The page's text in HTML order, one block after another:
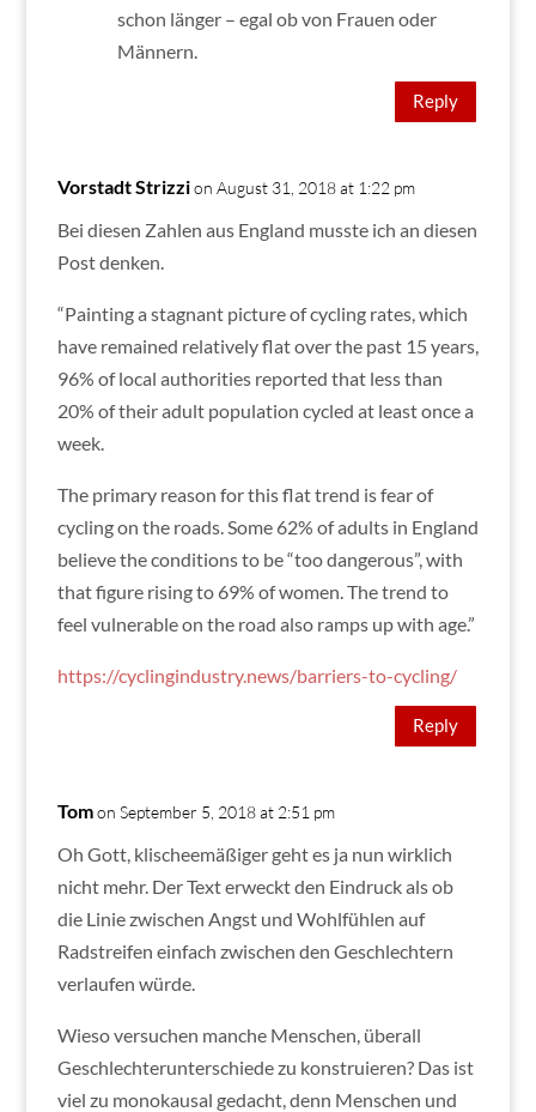
schon länger – egal ob von Frauen oder
Männern.
Reply
Vorstadt Strizzi on August 31, 2018 at 1:22 pm
Bei diesen Zahlen aus England musste ich an diesen
Post denken.
“Painting a stagnant picture of cycling rates, which
have remained relatively flat over the past 15 years,
96% of local authorities reported that less than
20% of their adult population cycled at least once a
week.
The primary reason for this flat trend is fear of
cycling on the roads. Some 62% of adults in England
believe the conditions to be “too dangerous”, with
that figure rising to 69% of women. The trend to
feel vulnerable on the road also ramps up with age.”
https://cyclingindustry.news/barriers-to-cycling/
Reply
Tom on September 5, 2018 at 2:51 pm
Oh Gott, klischeemäßiger geht es ja nun wirklich
nicht mehr. Der Text erweckt den Eindruck als ob
die Linie zwischen Angst und Wohlfühlen auf
Radstreifen einfach zwischen den Geschlechtern
verlaufen würde.
Wieso versuchen manche Menschen, überall
Geschlechterunterschiede zu konstruieren? Das ist
viel zu monokausal gedacht, denn Menschen und